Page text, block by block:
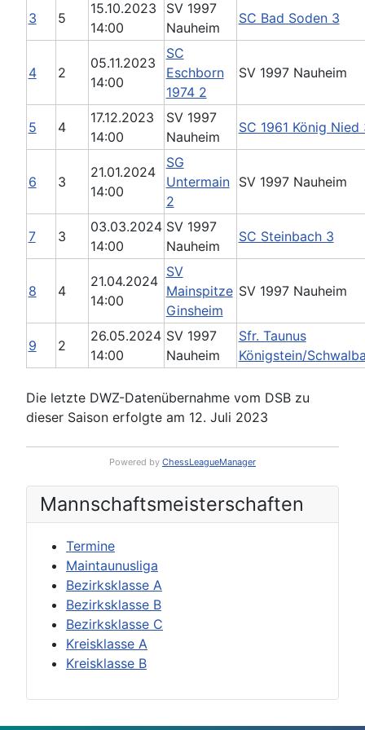
Mannschafts­meisterschaften
Termine
Maintaunusliga
Bezirksklasse A
Bezirksklasse B
Bezirksklasse C
Kreisklasse A
Kreisklasse B
3 5
15.10.2023
14:00
SV 1997
Nauheim
SC Bad Soden 3
4 2
05.11.2023
14:00
SC
Eschborn
1974 2
SV 1997 Nauheim
5 4
17.12.2023
14:00
SV 1997
Nauheim
SC 1961 König Nied
6 3
21.01.2024
14:00
SG
Untermain
2
SV 1997 Nauheim
7 3
03.03.2024
14:00
SV 1997
Nauheim
SC Steinbach 3
8 4
21.04.2024
14:00
SV
Mainspitze
Ginsheim
SV 1997 Nauheim
9 2
26.05.2024
14:00
SV 1997
Nauheim
Sfr. Taunus
Königstein/
Die letzte DWZ-Datenübernahme vom DSB zu
dieser Saison erfolgte am 12. Juli 2023
Powered by ChessLeagueManager